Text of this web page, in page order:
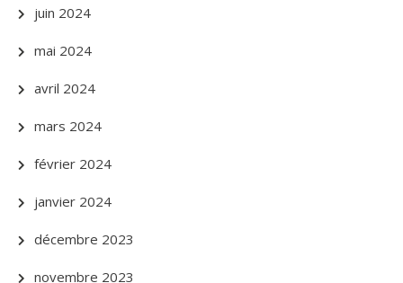
juin 2024
mai 2024
avril 2024
mars 2024
février 2024
janvier 2024
décembre 2023
novembre 2023